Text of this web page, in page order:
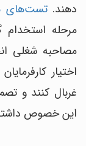
دهند.تست‌های
مرحله
مصاحبه شغلی
اختیار
غربال کنند و
این خصوص